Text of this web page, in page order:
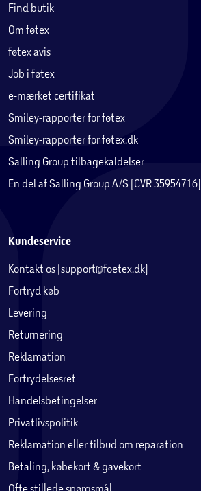
Find butik
Om føtex
føtex avis
Job i føtex
e-mærket certifikat
Smiley-rapporter for føtex
Smiley-rapporter for føtex.dk
Salling Group tilbagekaldelser
En del af Salling Group A/S (CVR 35954716)
Kundeservice
Kontakt os (support@foetex.dk)
Fortryd køb
Levering
Returnering
Reklamation
Fortrydelsesret
Handelsbetingelser
Privatlivspolitik
Reklamation eller tilbud om reparation
Betaling, købekort & gavekort
Ofte stillede spørgsmål